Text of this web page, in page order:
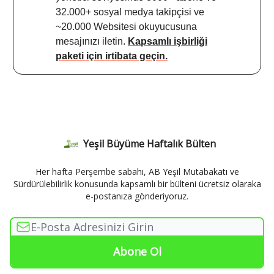
32.000+ sosyal medya takipçisi ve
~20.000 Websitesi okuyucusuna
mesajınızı iletin. Kapsamlı işbirliği
paketi için irtibata geçin.
Yeşil Büyüme Haftalık Bülten
Her hafta Perşembe sabahı, AB Yeşil Mutabakatı ve
Sürdürülebilirlik konusunda kapsamlı bir bülteni ücretsiz olaraka
e-postanıza gönderiyoruz.